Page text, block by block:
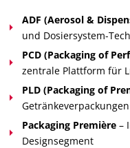
ADF (Aerosol &
und Dosiersystem-
PCD (Packaging of
zentrale Plattform für
PLD (Packaging of
Getränkeverpackungen
Packaging Première –
Designsegment